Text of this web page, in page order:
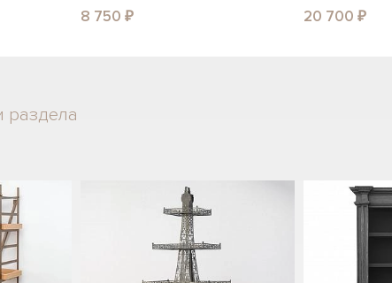
8 750 ₽ 20 700 ₽
раздела